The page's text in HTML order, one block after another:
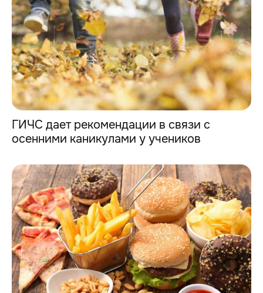
ГИЧС дает рекомендации в связи с
осенними каникулами у учеников